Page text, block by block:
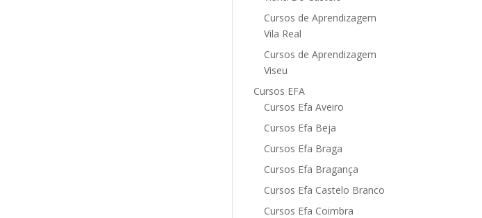
Cursos de Aprendizagem
Vila Real
Cursos de Aprendizagem
Viseu
Cursos EFA
Cursos Efa Aveiro
Cursos Efa Beja
Cursos Efa Braga
Cursos Efa Bragança
Cursos Efa Castelo Branco
Cursos Efa Coimbra